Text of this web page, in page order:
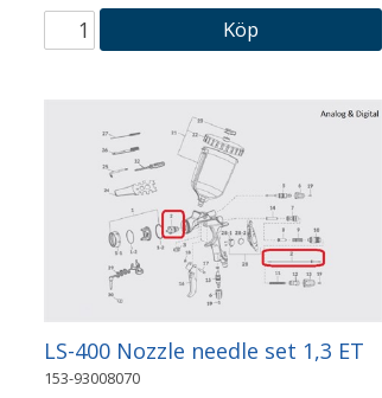
Köp
LS-400 Nozzle needle set 1,3 ET
153-93008070